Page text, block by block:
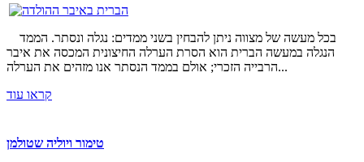
הנגלה במעשה הברית הוא הסרת הערלה החיצונית המכסה את איבר
הרבייה הזכרי; אולם בממד הנסתר אנו מזהים את הערלה...
קראו עוד
טימור ויוליה שטולמן